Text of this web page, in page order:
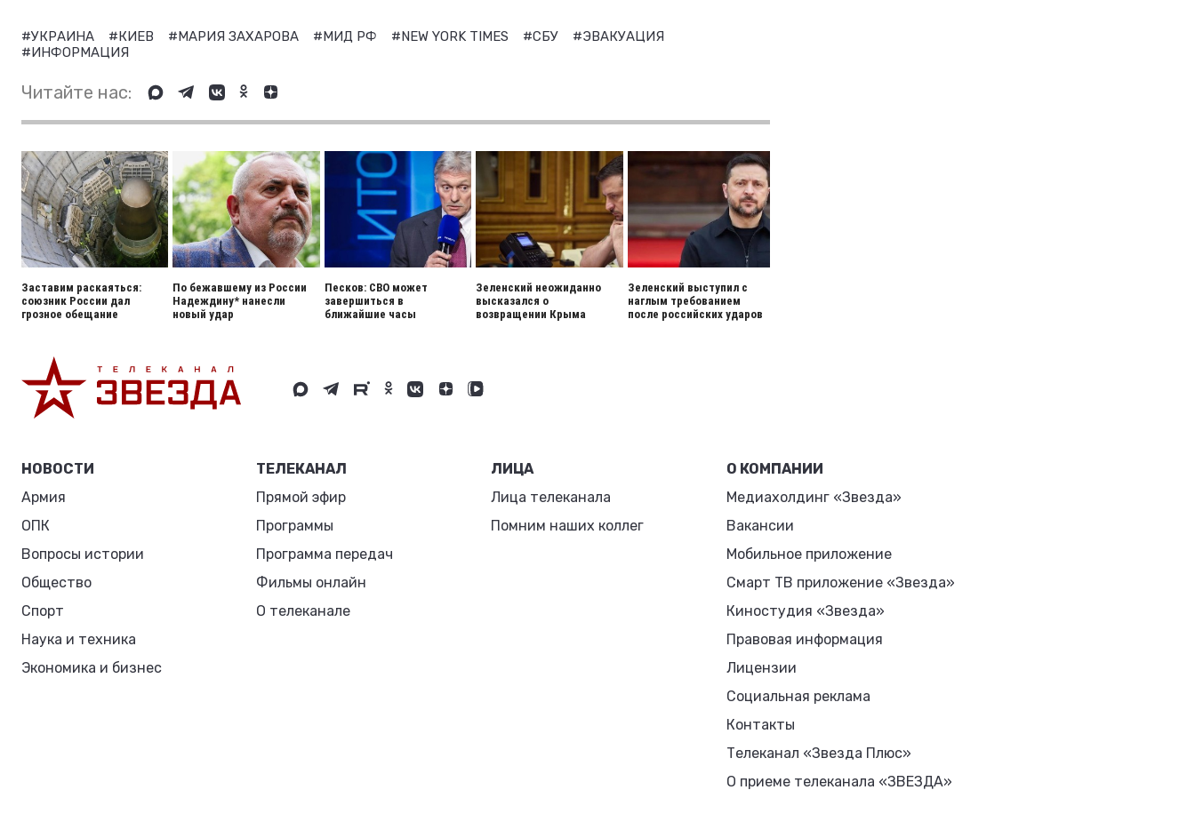
#УКРАИНА #КИЕВ #МАРИЯ ЗАХАРОВА #МИД РФ #NEW YORK TIMES #СБУ
#ЭВАКУАЦИЯ
#ИНФОРМАЦИЯ
Читайте нас:
Заставим раскаяться:
союзник России дал
грозное обещание
По бежавшему из России
Надеждину* нанесли
новый удар
Песков: СВО может
завершиться в
ближайшие часы
Зеленский неожиданно
высказался о
возвращении Крыма
Зеленский выступил с
наглым требованием
после российских ударов
НОВОСТИ
Армия
ОПК
Вопросы истории
Общество
Спорт
Наука и техника
Экономика и бизнес
ТЕЛЕКАНАЛ
Прямой эфир
Программы
Программа передач
Фильмы онлайн
О телеканале
ЛИЦА
Лица телеканала
Помним наших коллег
О КОМПАНИИ
Медиахолдинг «Звезда»
Вакансии
Мобильное приложение
Смарт ТВ приложение «Звезда»
Киностудия «Звезда»
Правовая информация
Лицензии
Социальная реклама
Контакты
Телеканал «Звезда Плюс»
О приеме телеканала «ЗВЕЗДА»